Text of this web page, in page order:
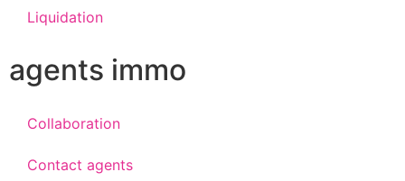
Liquidation
agents immo
Collaboration
Contact agents